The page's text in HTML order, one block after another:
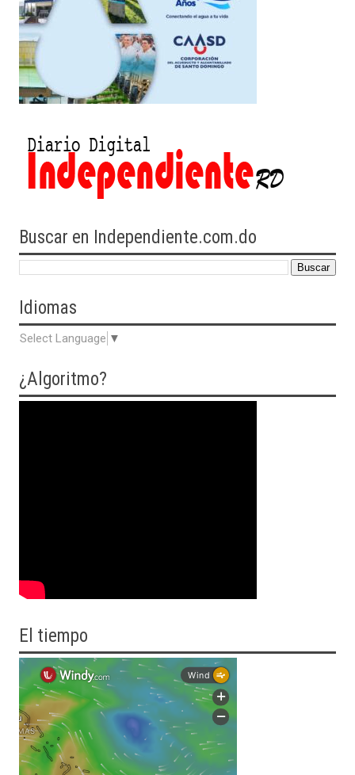
Buscar en Independiente.com.do
Idiomas
Select Language ▼
¿Algoritmo?
El tiempo